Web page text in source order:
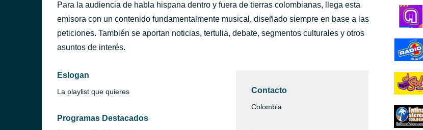
Para la audiencia de habla hispana dentro y fuera de tierras colombianas, llega esta
emisora con un contenido fundamentalmente musical, diseñado siempre en base a las
peticiones. También se aportan noticias, tertulia, debate, segmentos culturales y otros
asuntos de interés.
Eslogan
La playlist que quieres
Programas Destacados
Contacto
Colombia